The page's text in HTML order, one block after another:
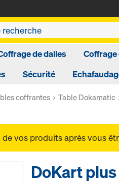
de dalles
Coffrage
Sécurité
coffrantes Table Dokamatic
vos produits après vous
DoKart plus